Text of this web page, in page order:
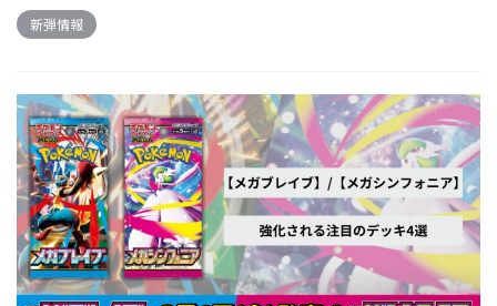
新弾情報